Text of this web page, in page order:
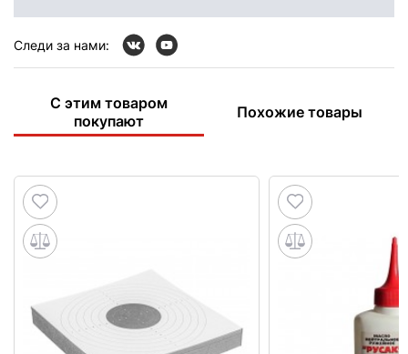
Следи за нами:
С этим товаром
покупают
Похожие товары